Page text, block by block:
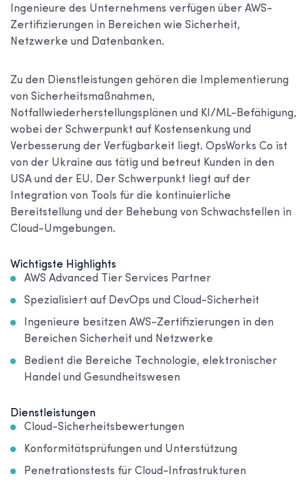
Ingenieure des Unternehmens verfügen über AWS-
Zertifizierungen in Bereichen wie Sicherheit,
Netzwerke und Datenbanken.
Zu den Dienstleistungen gehören die Implementierung
von Sicherheitsmaßnahmen,
Notfallwiederherstellungsplänen und KI/ML-Befähigung,
wobei der Schwerpunkt auf Kostensenkung und
Verbesserung der Verfügbarkeit liegt. OpsWorks Co ist
von der Ukraine aus tätig und betreut Kunden in den
USA und der EU. Der Schwerpunkt liegt auf der
Integration von Tools für die kontinuierliche
Bereitstellung und der Behebung von Schwachstellen in
Cloud-Umgebungen.
Wichtigste Highlights
AWS Advanced Tier Services Partner
Spezialisiert auf DevOps und Cloud-Sicherheit
Ingenieure besitzen AWS-Zertifizierungen in den
Bereichen Sicherheit und Netzwerke
Bedient die Bereiche Technologie, elektronischer
Handel und Gesundheitswesen
Dienstleistungen
Cloud-Sicherheitsbewertungen
Konformitätsprüfungen und Unterstützung
Penetrationstests für Cloud-Infrastrukturen